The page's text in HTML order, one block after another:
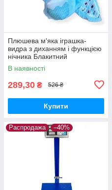
Плюшева м'яка іграшка-
видра з диханням і функцією
нічника Блакитний
В наявності
289,30 ₴ 526 ₴
Купити
Распродажа –40%